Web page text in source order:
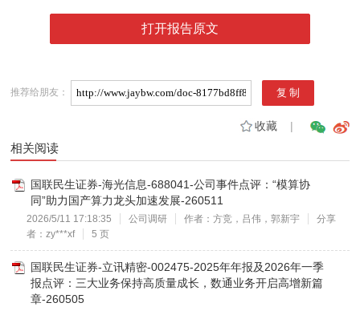
打开报告原文
推荐给朋友：
收藏|
相关阅读
国联民生证券-海光信息-688041-公司事件点评：“模算协
同”助力国产算力龙头加速发展-260511
2026/5/11 17:18:35 公司调研 作者：方竞，吕伟，郭新宇
分享
者：zy***xf
5 页
国联民生证券-立讯精密-002475-2025年年报及2026年一季
报点评：三大业务保持高质量成长，数通业务开启高增新篇
章-260505